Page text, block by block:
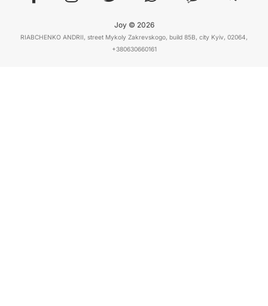
Joy © 2026
RIABCHENKO ANDRII, street Mykoly Zakrevskogo, build 85B, city Kyiv, 02064,
+380630660161